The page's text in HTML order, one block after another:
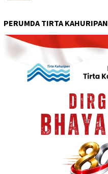
PERUMDA TIRTA KAHURIPAN